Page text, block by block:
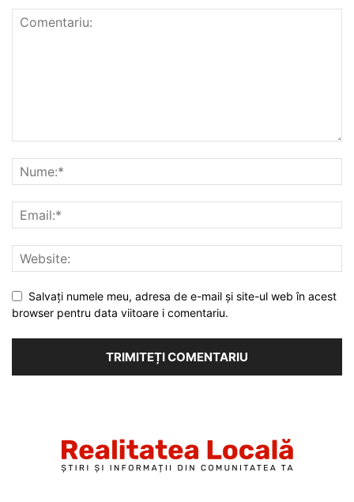
Salvați numele meu, adresa de e-mail și site-ul web în acest
browser pentru data viitoare i comentariu.